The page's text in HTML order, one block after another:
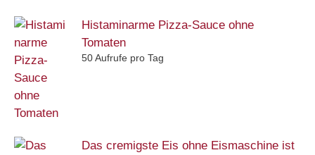
Histaminarme Pizza-Sauce ohne
Tomaten
50 Aufrufe pro Tag
Das cremigste Eis ohne Eismaschine ist